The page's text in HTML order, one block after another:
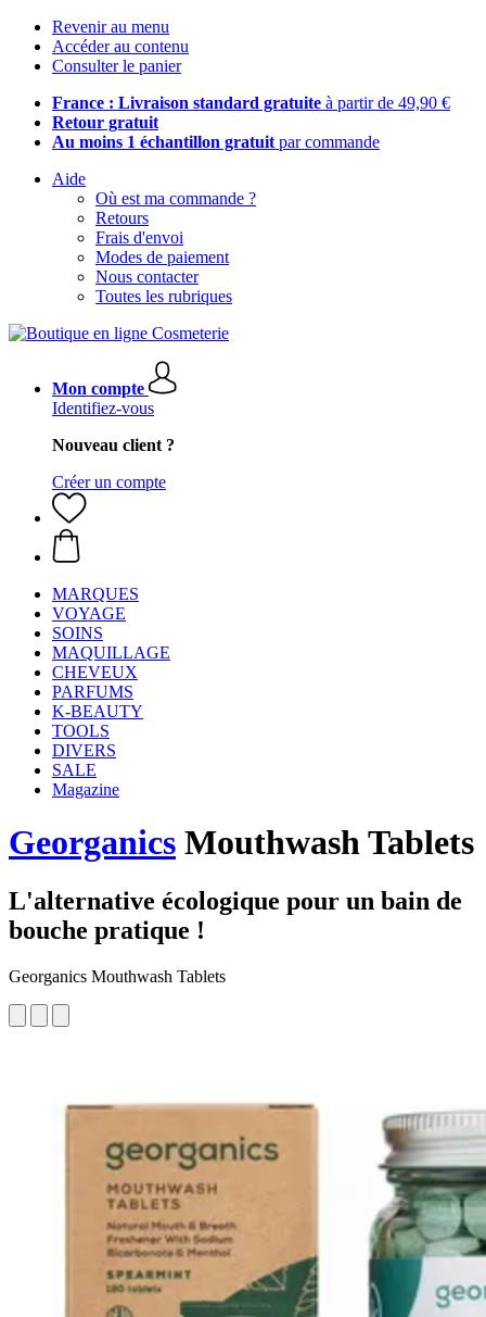
Revenir au menu
Accéder au contenu
Consulter le panier
France : Livraison standard gratuite à partir de 49,90 €
Retour gratuit
Au moins 1 échantillon gratuit par commande
Aide
Où est ma commande ?
Retours
Frais d'envoi
Modes de paiement
Nous contacter
Toutes les rubriques
Mon compte
Identifiez-vous
Nouveau client ?
Créer un compte
MARQUES
VOYAGE
SOINS
MAQUILLAGE
CHEVEUX
PARFUMS
K-BEAUTY
TOOLS
DIVERS
SALE
Magazine
Georganics Mouthwash Tablets
L'alternative écologique pour un bain de
bouche pratique !
Georganics Mouthwash Tablets